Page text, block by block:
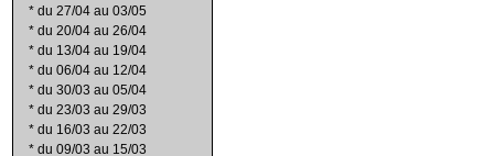
* du 27/04 au 03/05
* du 20/04 au 26/04
* du 13/04 au 19/04
* du 06/04 au 12/04
* du 30/03 au 05/04
* du 23/03 au 29/03
* du 16/03 au 22/03
* du 09/03 au 15/03